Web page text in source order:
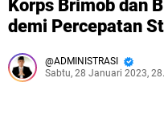
Korps Brimob dan
demi Percepatan
ADMINISTRASI
Sabtu, 28 Januari 2023,